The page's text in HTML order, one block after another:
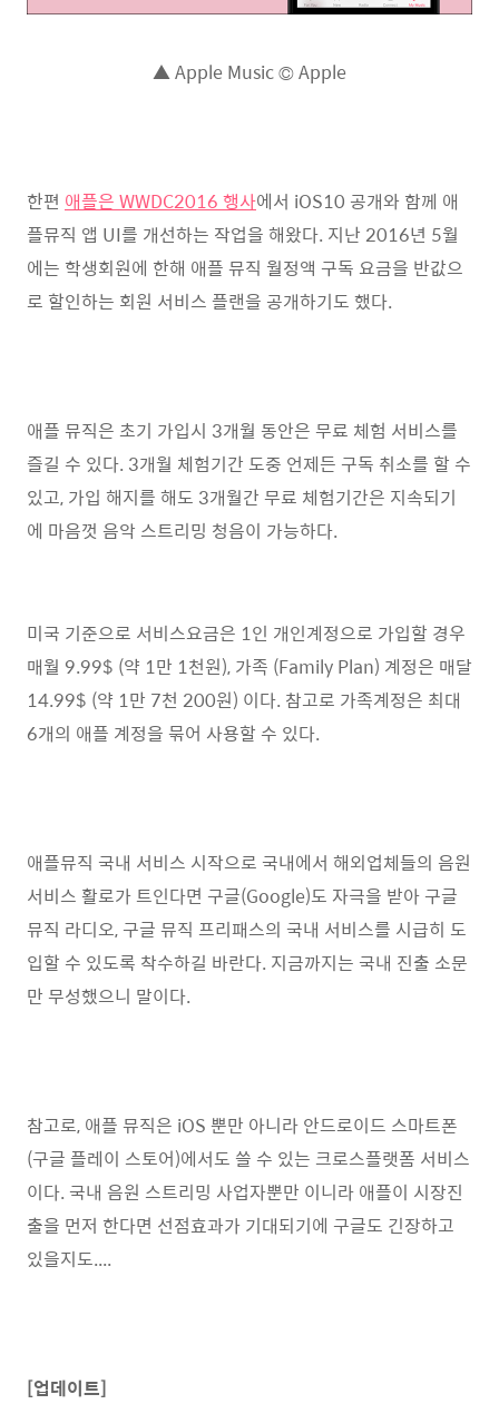
▲ Apple Music © Apple
한편 애플은 WWDC2016 행사에서 iOS10 공개와 함께 애
플뮤직 앱 UI를 개선하는 작업을 해왔다. 지난 2016년 5월
에는 학생회원에 한해 애플 뮤직 월정액 구독 요금을 반값으
로 할인하는 회원 서비스 플랜을 공개하기도 했다.
애플 뮤직은 초기 가입시 3개월 동안은 무료 체험 서비스를
즐길 수 있다. 3개월 체험기간 도중 언제든 구독 취소를 할 수
있고, 가입 해지를 해도 3개월간 무료 체험기간은 지속되기
에 마음껏 음악 스트리밍 청음이 가능하다.
미국 기준으로 서비스요금은 1인 개인계정으로 가입할 경우
매월 9.99$ (약 1만 1천원), 가족 (Family Plan) 계정은 매달
14.99$ (약 1만 7천 200원) 이다. 참고로 가족계정은 최대
6개의 애플 계정을 묶어 사용할 수 있다.
애플뮤직 국내 서비스 시작으로 국내에서 해외업체들의 음원
서비스 활로가 트인다면 구글(Google)도 자극을 받아 구글
뮤직 라디오, 구글 뮤직 프리패스의 국내 서비스를 시급히 도
입할 수 있도록 착수하길 바란다. 지금까지는 국내 진출 소문
만 무성했으니 말이다.
참고로, 애플 뮤직은 iOS 뿐만 아니라 안드로이드 스마트폰
(구글 플레이 스토어)에서도 쓸 수 있는 크로스플랫폼 서비스
이다. 국내 음원 스트리밍 사업자뿐만 이니라 애플이 시장진
출을 먼저 한다면 선점효과가 기대되기에 구글도 긴장하고
있을지도....
[업데이트]